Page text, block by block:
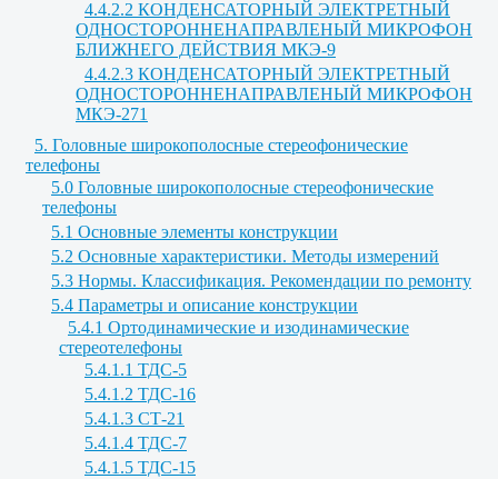
4.4.2.2 КОНДЕНСАТОРНЫЙ ЭЛЕКТРЕТНЫЙ
ОДНОСТОРОННЕНАПРАВЛЕНЫЙ МИКРОФОН
БЛИЖНЕГО ДЕЙСТВИЯ МКЭ-9
4.4.2.3 КОНДЕНСАТОРНЫЙ ЭЛЕКТРЕТНЫЙ
ОДНОСТОРОННЕНАПРАВЛЕНЫЙ МИКРОФОН
МКЭ-271
5. Головные широкополосные стереофонические
телефоны
5.0 Головные широкополосные стереофонические
телефоны
5.1 Основные элементы конструкции
5.2 Основные характеристики. Методы измерений
5.3 Нормы. Классификация. Рекомендации по ремонту
5.4 Параметры и описание конструкции
5.4.1 Ортодинамические и изодинамические
стереотелефоны
5.4.1.1 ТДС-5
5.4.1.2 ТДС-16
5.4.1.3 СТ-21
5.4.1.4 ТДС-7
5.4.1.5 ТДС-15